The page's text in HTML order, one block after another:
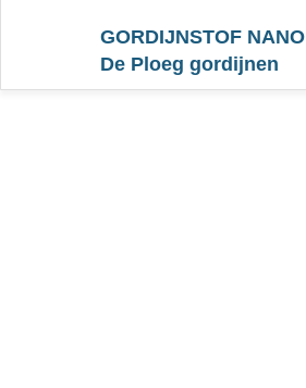
GORDIJNSTOF NANO
De Ploeg gordijnen